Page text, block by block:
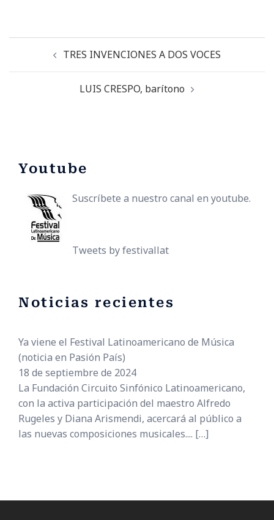
primera parte (primerTRES INVENCIONES A DOS VOCES
LUIS CRESPO, barítono
Youtube
Suscríbete a nuestro canal en youtube.
Tweets by festivallat
Noticias recientes
Ya viene el Festival Latinoamericano de Música
(noticia en Pasión País)
18 de septiembre de 2024
La Fundación Circuito Sinfónico Latinoamericano,
con la activa participación del maestro Alfredo
Rugeles y Diana Arismendi, acercará al público a
las nuevas composiciones musicales.... […]